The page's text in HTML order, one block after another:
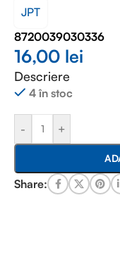
JPT
8720039030336
16,00 lei
Descriere
4 în stoc
- +
Share: